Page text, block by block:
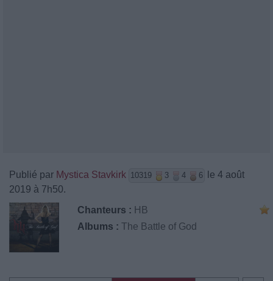
Publié par Mystica Stavkirk 10319 3 4 6
le 4 août
2019 à 7h50.
Chanteurs : HB
Albums : The Battle of God